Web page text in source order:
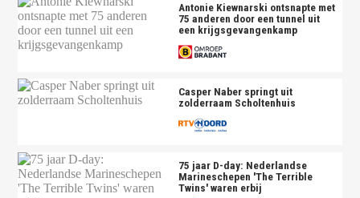
Antonie Kiewnarski ontsnapte met
75 anderen door een tunnel uit
een krijgsgevangenkamp
Casper Naber springt uit
zolderraam Scholtenhuis
75 jaar D-day: Nederlandse
Marineschepen 'The Terrible
Twins' waren erbij